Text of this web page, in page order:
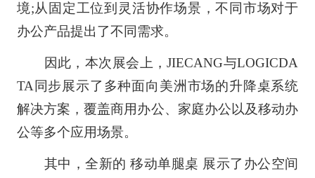
境;从固定工位到灵活协作场景，不同市场对于
办公产品提出了不同需求。
因此，本次展会上，JIECANG与LOGICDA
TA同步展示了多种面向美洲市场的升降桌系统
解决方案，覆盖商用办公、家庭办公以及移动办
公等多个应用场景。
其中，全新的 移动单腿桌 展示了办公空间